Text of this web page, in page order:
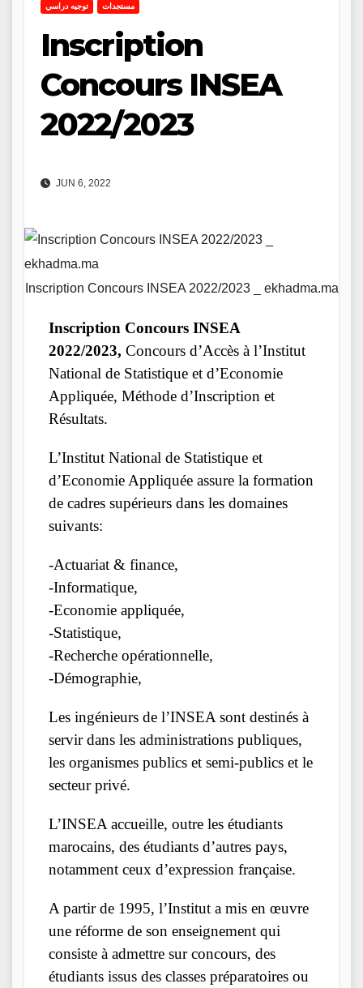
توجيه دراسي مستجدات
Inscription
Concours INSEA
2022/2023
JUN 6, 2022
Inscription Concours INSEA 2022/2023 _ ekhadma.ma
Inscription Concours INSEA
2022/2023, Concours d’Accès à l’Institut
National de Statistique et d’Economie
Appliquée, Méthode d’Inscription et
Résultats.
L’Institut National de Statistique et
d’Economie Appliquée assure la formation
de cadres supérieurs dans les domaines
suivants:
-Actuariat & finance,
-Informatique,
-Economie appliquée,
-Statistique,
-Recherche opérationnelle,
-Démographie,
Les ingénieurs de l’INSEA sont destinés à
servir dans les administrations publiques,
les organismes publics et semi-publics et le
secteur privé.
L’INSEA accueille, outre les étudiants
marocains, des étudiants d’autres pays,
notamment ceux d’expression française.
A partir de 1995, l’Institut a mis en œuvre
une réforme de son enseignement qui
consiste à admettre sur concours, des
étudiants issus des classes préparatoires ou